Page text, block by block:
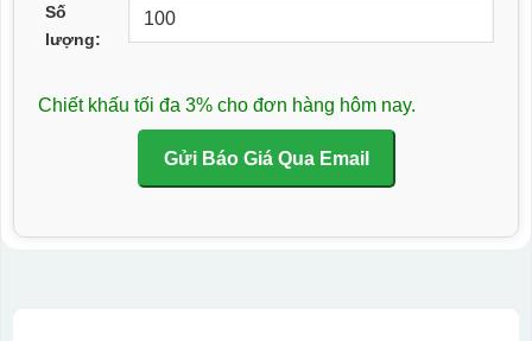
Số
lượng:
Chiết khấu tối đa 3% cho đơn hàng hôm nay.
Gửi Báo Giá Qua Email